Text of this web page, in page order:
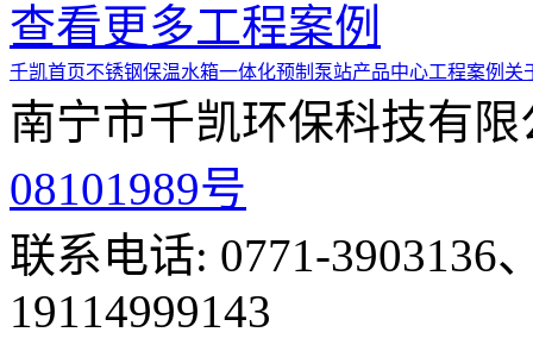
查看更多工程案例
千凯首页不锈钢保温水箱一体化预制泵站产品中心工程案例 关
南宁市千凯环保科技有限
08101989号
联系电话: 0771-3903136
19114999143